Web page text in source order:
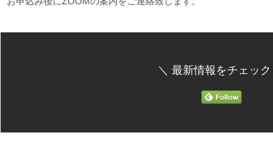
＼ 最新情報をチェッ